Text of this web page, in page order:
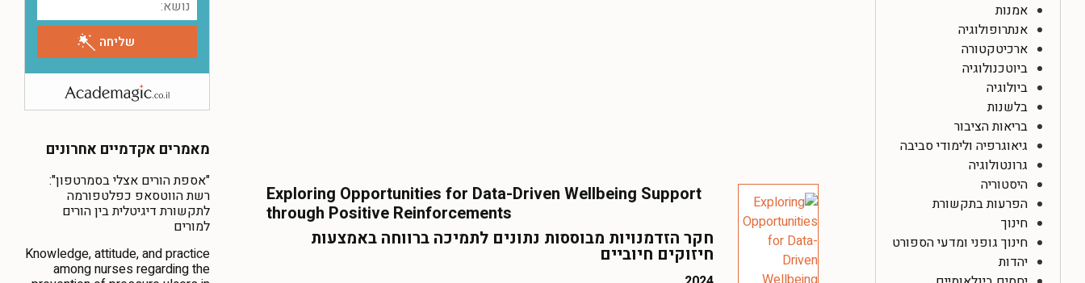
אמנות
אנתרופולוגיה
ארכיטקטורה
ביוטכנולוגיה
ביולוגיה
בלשנות
בריאות הציבור
גיאוגרפיה ולימודי סביבה
גרונטולוגיה
היסטוריה
הפרעות בתקשורת
חינוך
חינוך גופני ומדעי הספורט
יהדות
Exploring Opportunities for Data-Driven Wellbeing Support
through Positive Reinforcements
חקר הזדמנויות מבוססות נתונים לתמיכה ברווחה באמצעות
חיזוקים חיוביים
מאמרים אקדמיים אחרונים
"אספת הורים אצלי בסמרטפון":
רשת הווטסאפ כפלטפורמה
לתקשורת דיגיטלית בין הורים
למורים
Knowledge, attitude, and practice
among nurses regarding the